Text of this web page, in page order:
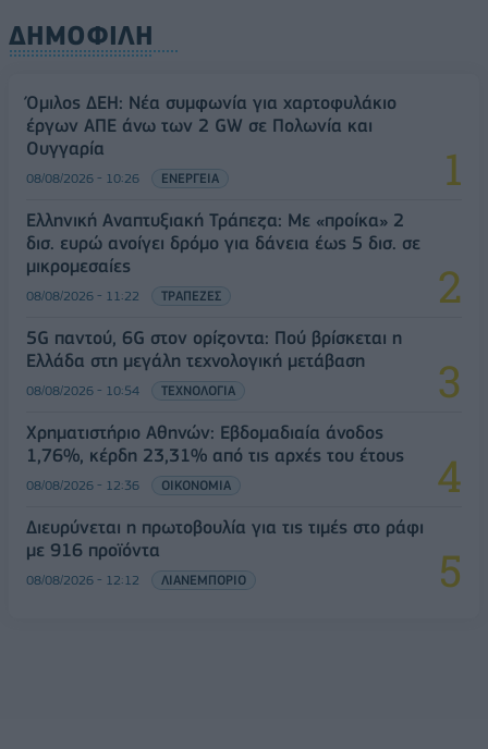
ΔΗΜΟΦΙΛΗ
Όμιλος ΔΕΗ: Νέα συμφωνία για χαρτοφυλάκιο
έργων ΑΠΕ άνω των 2 GW σε Πολωνία και
Ουγγαρία
08/08/2026 - 10:26 ΕΝΕΡΓΕΙΑ
Ελληνική Αναπτυξιακή Τράπεζα: Με «προίκα» 2
δισ. ευρώ ανοίγει δρόμο για δάνεια έως 5 δισ. σε
μικρομεσαίες
08/08/2026 - 11:22 ΤΡΑΠΕΖΕΣ
5G παντού, 6G στον ορίζοντα: Πού βρίσκεται η
Ελλάδα στη μεγάλη τεχνολογική μετάβαση
08/08/2026 - 10:54 ΤΕΧΝΟΛΟΓΙΑ
Χρηματιστήριο Αθηνών: Εβδομαδιαία άνοδος
1,76%, κέρδη 23,31% από τις αρχές του έτους
08/08/2026 - 12:36 ΟΙΚΟΝΟΜΙΑ
Διευρύνεται η πρωτοβουλία για τις τιμές στο ράφι
με 916 προϊόντα
08/08/2026 - 12:12 ΛΙΑΝΕΜΠΟΡΙΟ